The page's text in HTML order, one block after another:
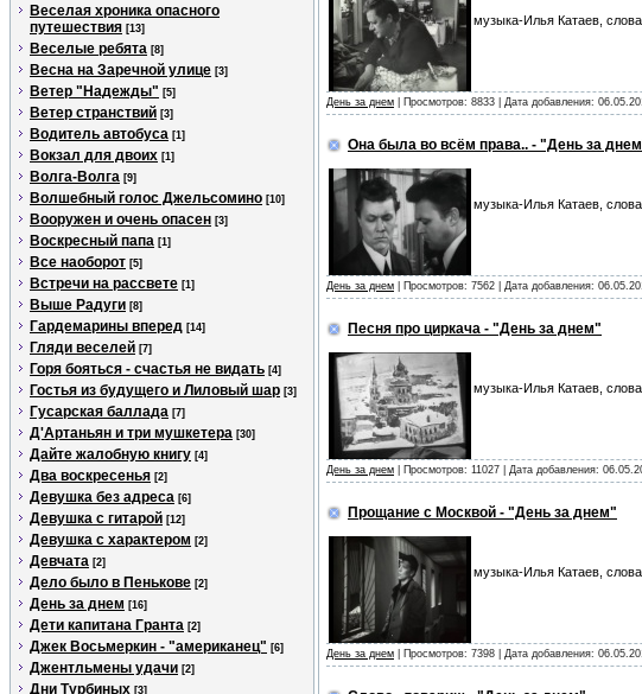
Веселая хроника опасного
путешествия [13]
Веселые ребята [8]
Весна на Заречной улице [3]
Ветер "Надежды" [5]
Ветер странствий [3]
Водитель автобуса [1]
Вокзал для двоих [1]
Волга-Волга [9]
Волшебный голос Джельсомино [10]
Вооружен и очень опасен [3]
Воскресный папа [1]
Все наоборот [5]
Встречи на рассвете [1]
Выше Радуги [8]
Гардемарины вперед [14]
Гляди веселей [7]
Горя бояться - счастья не видать [4]
Гостья из будущего и Лиловый шар [3]
Гусарская баллада [7]
Д'Артаньян и три мушкетера [30]
Дайте жалобную книгу [4]
Два воскресенья [2]
Девушка без адреса [6]
Девушка с гитарой [12]
Девушка с характером [2]
Девчата [2]
Дело было в Пенькове [2]
День за днем [16]
Дети капитана Гранта [2]
Джек Восьмеркин - "американец" [6]
Джентльмены удачи [2]
Дни Турбиных [3]
музыка-Илья Катаев,
День за днем | Просмотров: 8833 | Дата добавления:
Она была во всём права.. - "День за
музыка-Илья Катаев,
День за днем | Просмотров: 7562 | Дата добавления:
Песня про циркача - "День за днем"
музыка-Илья Катаев,
День за днем | Просмотров: 11027 | Дата добавления:
Прощание с Москвой - "День за днем"
музыка-Илья Катаев,
День за днем | Просмотров: 7398 | Дата добавления: